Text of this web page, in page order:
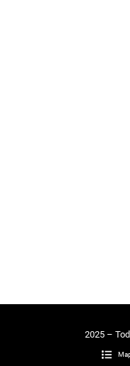
2025 –